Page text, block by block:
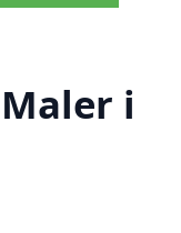
i